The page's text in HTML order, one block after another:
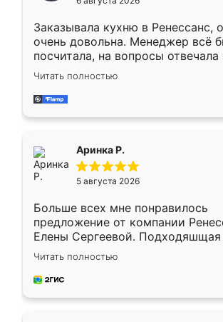
мебели буду заказывать только
Заказывала кухню в Ренессанс,
очень довольна. Менеджер всё
посчитала, на вопросы отвечала
Замерщик приехал в субботу,
делу со всей ответственностью.
за день, ребята работали
Читать полностью
Аринка Р.
5 августа 2026
Больше всех мне понравилось
предложение от компании
Елены Сергеевой. Подходяшщая
короткие сроки изготовления.
для замера сотрудник Владислав
предложил по моему эскизу
Читать полностью